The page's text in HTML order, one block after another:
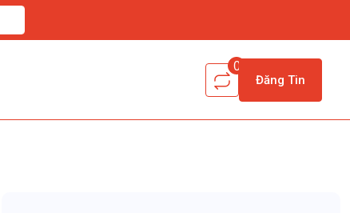
0
Đăng Tin